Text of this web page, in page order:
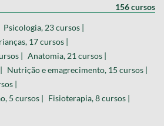
156 cursos
Psicologia, 23 cursos |
17 cursos |
| Anatomia, 21 cursos |
Nutrição e emagrecimento, 15 cursos |
|
5 cursos | Fisioterapia, 8 cursos |